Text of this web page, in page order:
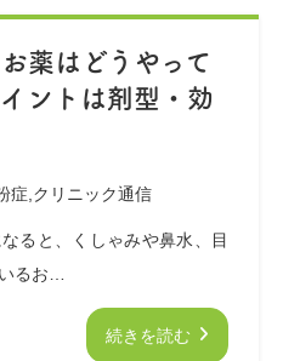
薬はどうやって
ントは剤型・効
症 クリニック通信
ると、くしゃみや鼻水、目
るお…
続きを読む